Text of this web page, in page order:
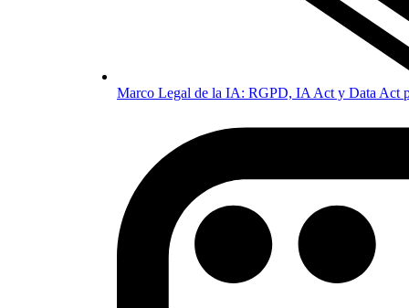
Marco Legal de la IA: RGPD, IA Act y Data Act